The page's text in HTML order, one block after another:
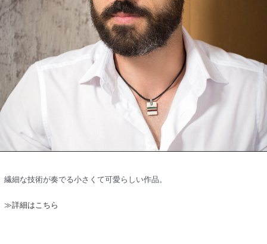
繊細な技術が奏でる小さくて可愛らしい作品。
≫詳細はこちら